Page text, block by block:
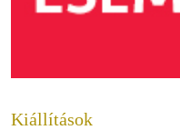
Kiállítások